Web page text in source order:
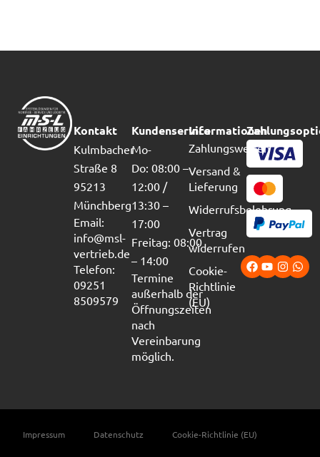
Kontakt
Kulmbacher
Straße 8
95213
Münchberg
Email:
info@msl-
vertrieb.de
Telefon:
09251
8509579
Kundenservice
Mo-
Do: 08:00 –
12:00 /
13:30 –
17:00
Freitag: 08:00
– 14:00
Termine
außerhalb der
Öffnungszeiten
nach
Vereinbarung
möglich.
Informationen
Zahlungsweisen
Versand &
Lieferung
Widerrufsbelehrung
Vertrag
widerrufen
Cookie-
Richtlinie
(EU)
Impressum Datenschutz Cookie-Richtlinie (EU)